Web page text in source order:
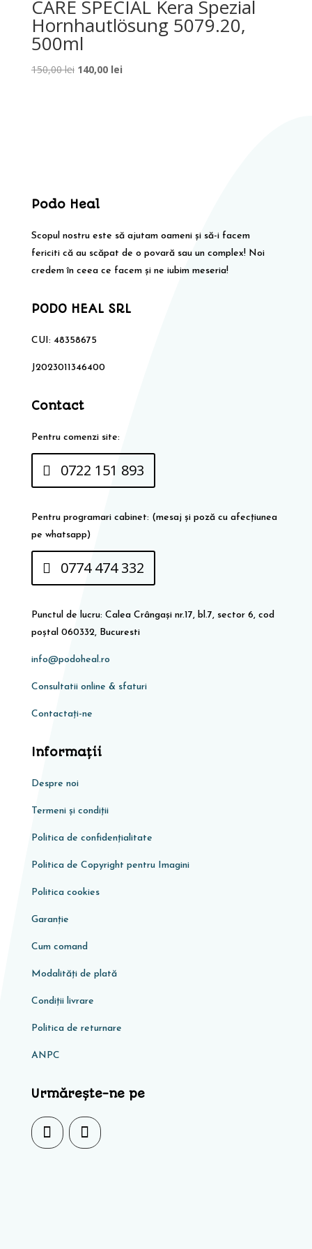
CARE SPECIAL Kera Spezial
Hornhautlösung 5079.20,
500ml
150,00lei Prețul
140,00 leiPrețul
Podo Heal
Scopul nostru este să ajutam oameni și să-i facem
fericiti că au scăpat de o povară sau un complex! Noi
credem în ceea ce facem și ne iubim meseria!
PODO HEAL SRL
CUI: 48358675
J2023011346400
Contact
Pentru comenzi site:
0722 151 893
Pentru programari cabinet: (mesaj și poză cu afecțiunea
pe whatsapp)
0774 474 332
Punctul de lucru: Calea Crângași nr.17, bl.7, sector 6, cod
poștal 060332, Bucuresti
info@podoheal.ro
Consultatii online & sfaturi
Contactați-ne
Informaţii
Despre noi
Termeni și condiții
Politica de confidențialitate
Politica de Copyright pentru Imagini
Politica cookies
Garanţie
Cum comand
Modalități de plată
Condiţii livrare
Politica de returnare
ANPC
Urmărește-ne pe